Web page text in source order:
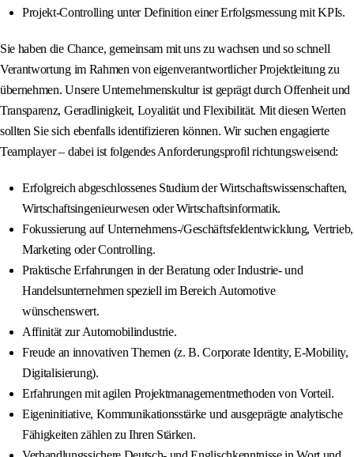
Projekt-Controlling unter Definition einer Erfolgsmessung mit KPIs.
Sie haben die Chance, gemeinsam mit uns zu wachsen und so schnell
Verantwortung im Rahmen von eigenverantwortlicher Projektleitung zu
übernehmen. Unsere Unternehmenskultur ist geprägt durch Offenheit und
Transparenz, Geradlinigkeit, Loyalität und Flexibilität. Mit diesen Werten
sollten Sie sich ebenfalls identifizieren können. Wir suchen engagierte
Teamplayer – dabei ist folgendes Anforderungsprofil richtungsweisend:
Erfolgreich abgeschlossenes Studium der Wirtschaftswissenschaften,
Wirtschaftsingenieurwesen oder Wirtschaftsinformatik.
Fokussierung auf Unternehmens-/Geschäftsfeldentwicklung, Vertrieb,
Marketing oder Controlling.
Praktische Erfahrungen in der Beratung oder Industrie- und
Handelsunternehmen speziell im Bereich Automotive
wünschenswert.
Affinität zur Automobilindustrie.
Freude an innovativen Themen (z. B. Corporate Identity, E‑Mobility,
Digitalisierung).
Erfahrungen mit agilen Projektmanagementmethoden von Vorteil.
Eigeninitiative, Kommunikationsstärke und ausgeprägte analytische
Fähigkeiten zählen zu Ihren Stärken.